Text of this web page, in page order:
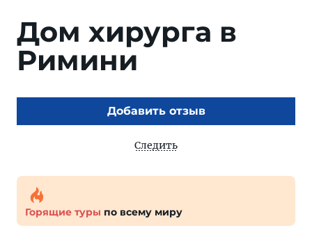
Дом хирурга в
Римини
Добавить отзыв
Следить
Горящие туры по всему миру